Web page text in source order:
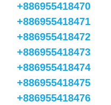
+886955418470
+886955418471
+886955418472
+886955418473
+886955418474
+886955418475
+886955418476